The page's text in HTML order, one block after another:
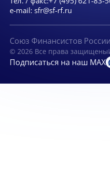
e-mail: sfr@sf-rf.ru
Союз Финансистов России
© 2026 Все права защищены
Подписаться на наш MAX